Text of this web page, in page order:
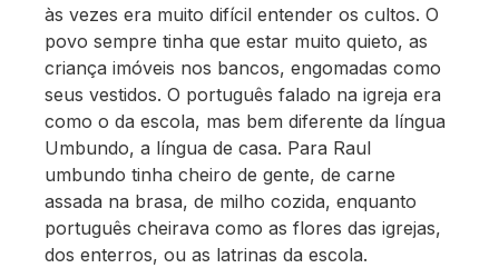
às vezes era muito difícil entender os cultos. O
povo sempre tinha que estar muito quieto, as
criança imóveis nos bancos, engomadas como
seus vestidos. O português falado na igreja era
como o da escola, mas bem diferente da língua
Umbundo, a língua de casa. Para Raul
umbundo tinha cheiro de gente, de carne
assada na brasa, de milho cozida, enquanto
português cheirava como as flores das igrejas,
dos enterros, ou as latrinas da escola.